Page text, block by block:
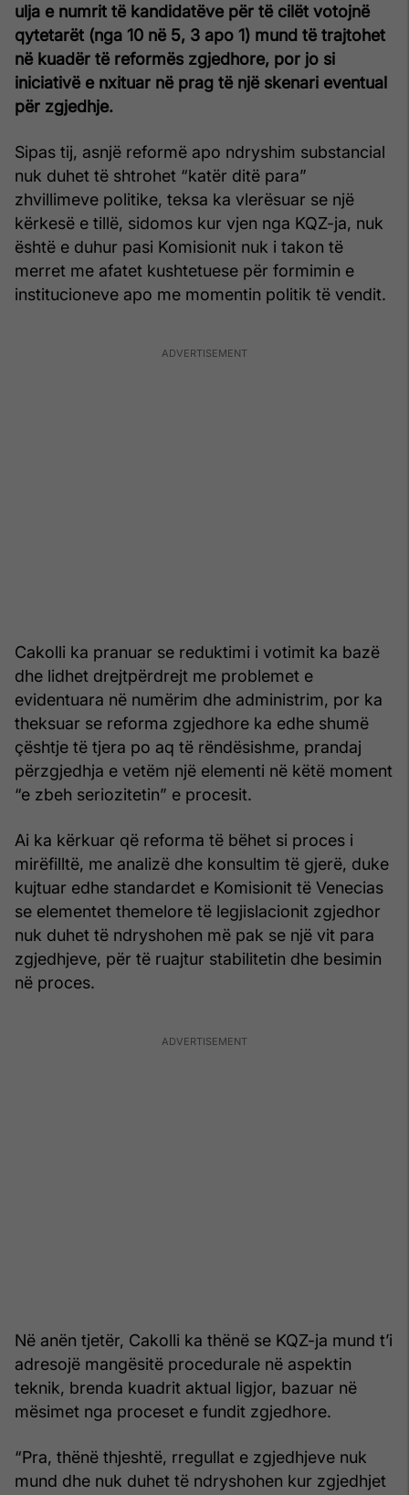
ulja e numrit të kandidatëve për të cilët votojnë
qytetarët (nga 10 në 5, 3 apo 1) mund të trajtohet
në kuadër të reformës zgjedhore, por jo si
iniciativë e nxituar në prag të një skenari eventual
për zgjedhje.
Sipas tij, asnjë reformë apo ndryshim substancial
nuk duhet të shtrohet “katër ditë para”
zhvillimeve politike, teksa ka vlerësuar se një
kërkesë e tillë, sidomos kur vjen nga KQZ-ja, nuk
është e duhur pasi Komisionit nuk i takon të
merret me afatet kushtetuese për formimin e
institucioneve apo me momentin politik të vendit.
Cakolli ka pranuar se reduktimi i votimit ka bazë
dhe lidhet drejtpërdrejt me problemet e
evidentuara në numërim dhe administrim, por ka
theksuar se reforma zgjedhore ka edhe shumë
çështje të tjera po aq të rëndësishme, prandaj
përzgjedhja e vetëm një elementi në këtë moment
“e zbeh seriozitetin” e procesit.
Ai ka kërkuar që reforma të bëhet si proces i
mirëfilltë, me analizë dhe konsultim të gjerë, duke
kujtuar edhe standardet e Komisionit të Venecias
se elementet themelore të legjislacionit zgjedhor
nuk duhet të ndryshohen më pak se një vit para
zgjedhjeve, për të ruajtur stabilitetin dhe besimin
në proces.
Në anën tjetër, Cakolli ka thënë se KQZ-ja mund t’i
adresojë mangësitë procedurale në aspektin
teknik, brenda kuadrit aktual ligjor, bazuar në
mësimet nga proceset e fundit zgjedhore.
“Pra, thënë thjeshtë, rregullat e zgjedhjeve nuk
mund dhe nuk duhet të ndryshohen kur zgjedhjet